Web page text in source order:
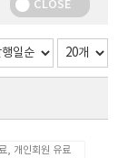
CLOSE
, 개인회원 유료